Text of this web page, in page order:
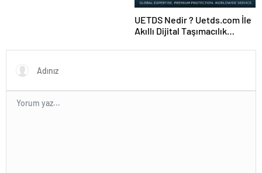
UETDS Nedir ? Uetds.com İle
Akıllı Dijital Taşımacılık